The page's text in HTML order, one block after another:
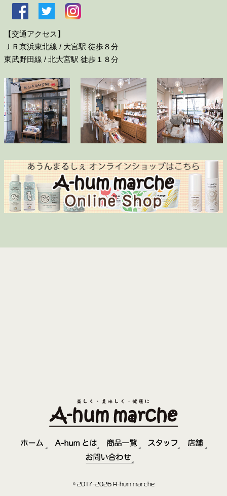
【交通アクセス】
ＪＲ京浜東北線 / 大宮駅 徒歩８分
東武野田線 / 北大宮駅 徒歩１８分
© 2017–2026 A-hum marche